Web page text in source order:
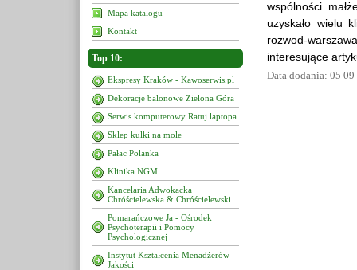
Mapa katalogu
Kontakt
Top 10:
Ekspresy Kraków - Kawoserwis.pl
Dekoracje balonowe Zielona Góra
Serwis komputerowy Ratuj laptopa
Sklep kulki na mole
Pałac Polanka
Klinika NGM
Kancelaria Adwokacka
Chróścielewska & Chróścielewski
Pomarańczowe Ja - Ośrodek
Psychoterapii i Pomocy
Psychologicznej
Instytut Kształcenia Menadżerów
Jakości
wspólności
uzyskało wielu
rozwod-
interesujące
Data dodania: 05